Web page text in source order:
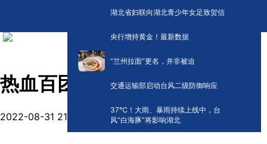
湖北省妇联向湖北青少年女足致贺信
央行增持黄金！最新数据
“兰州拉面”更名，并非被迫
交通运输部启动台风二级防御响应
​37℃！大雨、暴雨持续上线中，台
风“白海豚”将影响湖北
热血百团季 共助英雄城
2022-08-31 21:56